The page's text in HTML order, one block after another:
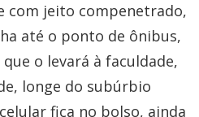
com jeito compenetrado,
até o ponto de ônibus,
o levará à faculdade,
longe do subúrbio
fica no bolso, ainda